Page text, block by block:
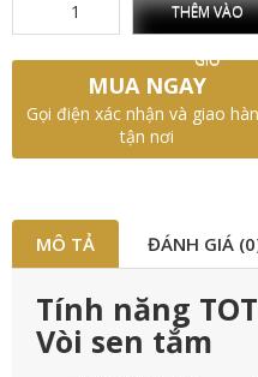
THÊM VÀO
GIỎ
MUA NGAY
Gọi điện xác nhận và giao
tận nơi
MÔ TẢ ĐÁNH GIÁ
Tính năng
Vòi sen tắm